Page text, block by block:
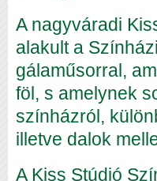
A nagyváradi
alakult a
gálaműsorral,
föl, s amelynek
színházról,
illetve dalok
A Kiss Stúdió